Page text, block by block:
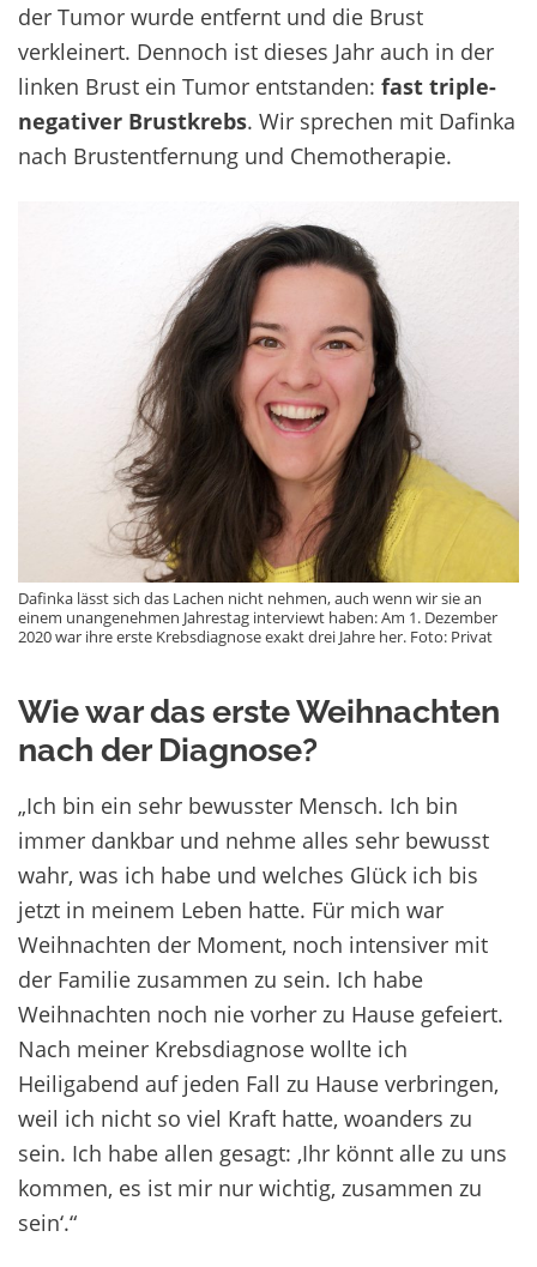
der Tumor wurde entfernt und die Brust
verkleinert. Dennoch ist dieses Jahr auch in der
linken Brust ein Tumor entstanden: fast triple-
negativer Brustkrebs. Wir sprechen mit Dafinka
nach Brustentfernung und Chemotherapie.
Dafinka lässt sich das Lachen nicht nehmen, auch wenn wir sie an
einem unangenehmen Jahrestag interviewt haben: Am 1. Dezember
2020 war ihre erste Krebsdiagnose exakt drei Jahre her. Foto: Privat
Wie war das erste Weihnachten
nach der Diagnose?
„Ich bin ein sehr bewusster Mensch. Ich bin
immer dankbar und nehme alles sehr bewusst
wahr, was ich habe und welches Glück ich bis
jetzt in meinem Leben hatte. Für mich war
Weihnachten der Moment, noch intensiver mit
der Familie zusammen zu sein. Ich habe
Weihnachten noch nie vorher zu Hause gefeiert.
Nach meiner Krebsdiagnose wollte ich
Heiligabend auf jeden Fall zu Hause verbringen,
weil ich nicht so viel Kraft hatte, woanders zu
sein. Ich habe allen gesagt: ‚Ihr könnt alle zu uns
kommen, es ist mir nur wichtig, zusammen zu
sein‘.“